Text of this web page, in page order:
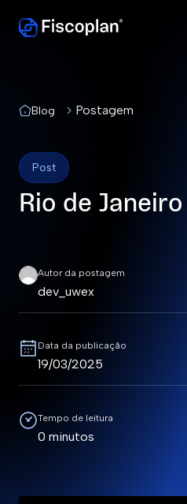
Blog Postagem
Post
Rio de Janeiro
Autor da postagem
dev_uwex
Data da publicação
19/03/2025
Tempo de leitura
0 minutos